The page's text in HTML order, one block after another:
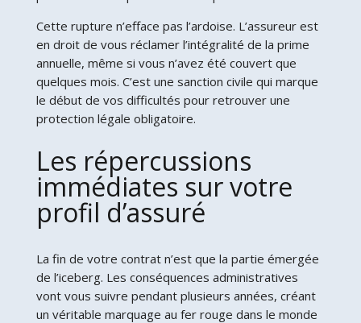
Cette rupture n’efface pas l’ardoise. L’assureur est
en droit de vous réclamer l’intégralité de la prime
annuelle, même si vous n’avez été couvert que
quelques mois. C’est une sanction civile qui marque
le début de vos difficultés pour retrouver une
protection légale obligatoire.
Les répercussions
immédiates sur votre
profil d’assuré
La fin de votre contrat n’est que la partie émergée
de l’iceberg. Les conséquences administratives
vont vous suivre pendant plusieurs années, créant
un véritable marquage au fer rouge dans le monde